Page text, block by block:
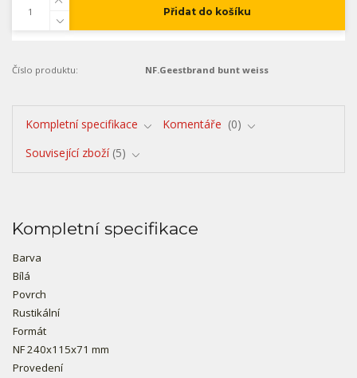
Přidat do košíku
Číslo produktu: NF.Geestbrand bunt weiss
Kompletní specifikace Komentáře
0
Související zboží 5
Kompletní specifikace
Barva
Bílá
Povrch
Rustikální
Formát
NF 240x115x71 mm
Provedení